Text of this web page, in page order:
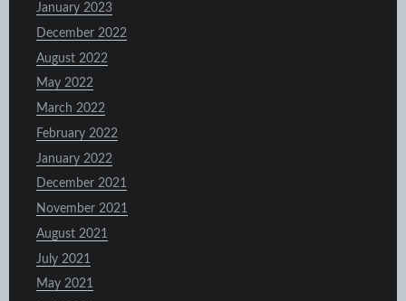
January 2023
December 2022
August 2022
May 2022
March 2022
February 2022
January 2022
December 2021
November 2021
August 2021
July 2021
May 2021